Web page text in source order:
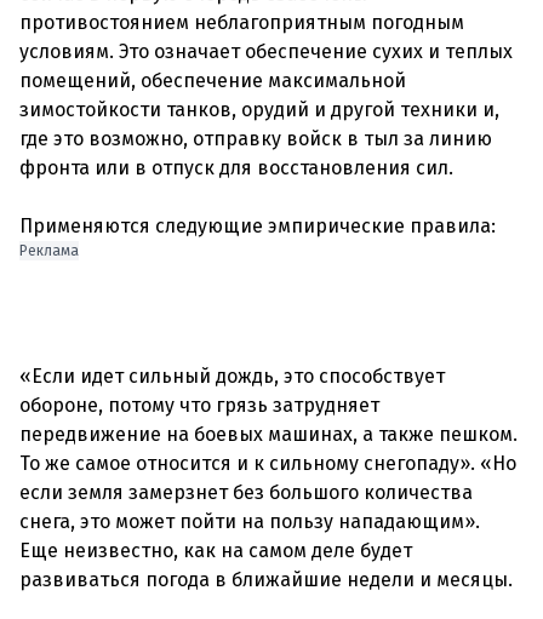
противостоянием неблагоприятным погодным
условиям. Это означает обеспечение сухих и теплых
помещений, обеспечение максимальной
зимостойкости танков, орудий и другой техники и,
где это возможно, отправку войск в тыл за линию
фронта или в отпуск для восстановления сил.
Применяются следующие эмпирические правила:
Реклама
«Если идет сильный дождь, это способствует
обороне, потому что грязь затрудняет
передвижение на боевых машинах, а также пешком.
То же самое относится и к сильному снегопаду». «Но
если земля замерзнет без большого количества
снега, это может пойти на пользу нападающим».
Еще неизвестно, как на самом деле будет
развиваться погода в ближайшие недели и месяцы.